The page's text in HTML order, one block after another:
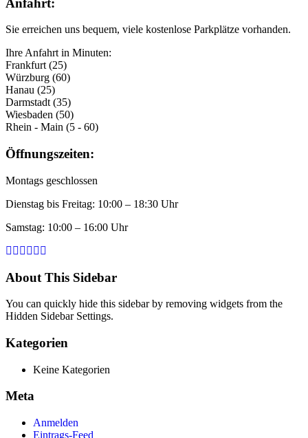
Anfahrt:
Sie erreichen uns bequem, viele kostenlose Parkplätze vorhanden.
Ihre Anfahrt in Minuten:
Frankfurt (25)
Würzburg (60)
Hanau (25)
Darmstadt (35)
Wiesbaden (50)
Rhein - Main (5 - 60)
Öffnungszeiten:
Montags geschlossen
Dienstag bis Freitag: 10:00 – 18:30 Uhr
Samstag: 10:00 – 16:00 Uhr
About This Sidebar
You can quickly hide this sidebar by removing widgets from the
Hidden Sidebar Settings.
Kategorien
Keine Kategorien
Meta
Anmelden
Eintrags-Feed